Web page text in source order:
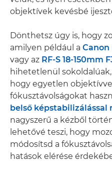
objektívek kevésbé
Dönthetsz úgy is, hogy
amilyen például a Canon
vagy az RF-S 18-150mm
hihetetlenül
hogy egyetlen
fókusztávolságokat
belső képstabilizálással
nagyszerű a kézből
lehetővé teszi, hogy
módosítsd a
hatások elérése